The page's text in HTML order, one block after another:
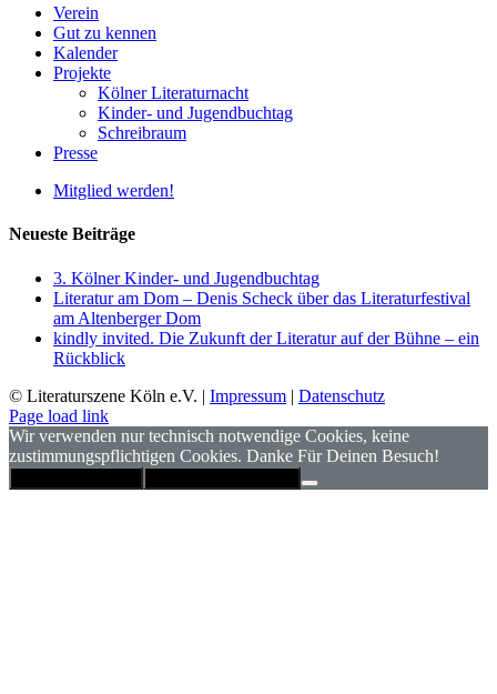
Verein
Gut zu kennen
Kalender
Projekte
Kölner Literaturnacht
Kinder- und Jugendbuchtag
Schreibraum
Presse
Mitglied werden!
Neueste Beiträge
3. Kölner Kinder- und Jugendbuchtag
Literatur am Dom – Denis Scheck über das Literaturfestival
am Altenberger Dom
kindly invited. Die Zukunft der Literatur auf der Bühne – ein
Rückblick
© Literaturszene Köln e.V. | Impressum | Datenschutz
Page load link
Wir verwenden nur technisch notwendige Cookies, keine
zustimmungspflichtigen Cookies. Danke Für Deinen Besuch!